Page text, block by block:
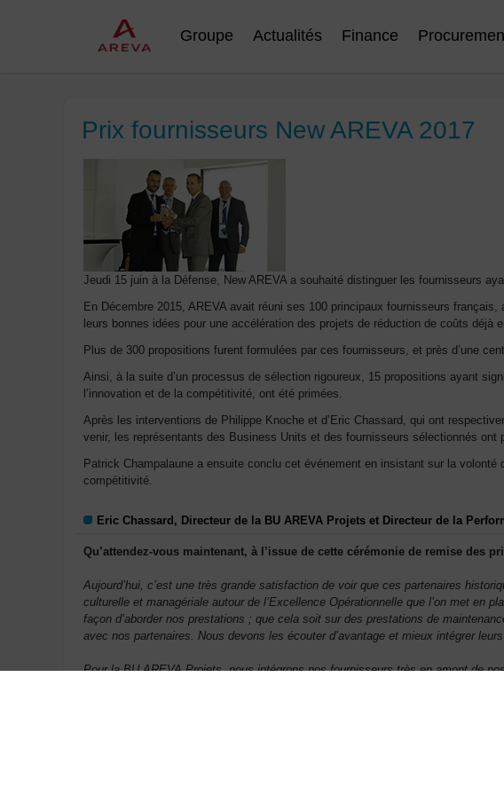
Groupe Actualités Finance
Prix fournisseurs New AREVA 2017
Jeudi 15 juin à la Défense, New AREVA a souhaité distinguer les fournisseurs
En Décembre 2015, AREVA avait réuni ses 100 principaux fournisseurs
leurs bonnes idées pour une accélération des projets de réduction de coûts déjà
Plus de 300 propositions furent formulées par ces fournisseurs, et près d’une
Ainsi, à la suite d’un processus de sélection rigoureux, 15 propositions ayant
l’innovation et de la compétitivité, ont été primées.
Après les interventions de Philippe Knoche et d’Eric Chassard, qui ont
venir, les représentants des Business Units et des fournisseurs sélectionnés ont
Patrick Champalaune a ensuite conclu cet événement en insistant sur la
compétitivité.
Eric Chassard, Directeur de la BU AREVA Projets et Directeur de la
Qu’attendez-vous maintenant, à l’issue de cette cérémonie de remise des
Aujourd’hui, c’est une très grande satisfaction de voir que ces partenaires
culturelle et managériale autour de l’Excellence Opérationnelle que l’on met en
façon d’aborder nos prestations ; que cela soit sur des prestations de
avec nos partenaires. Nous devons les écouter d’avantage et mieux intégrer leurs
Pour la BU AREVA Projets, nous intégrons nos fournisseurs très en amont de